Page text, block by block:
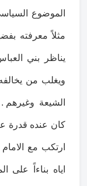
الموضوع
مثلاً معرفته
يناظر بني
ويغلب من
الشيعة وغيرهم .
كان عنده قدرة
ارتكب مع
اياه بناءاً